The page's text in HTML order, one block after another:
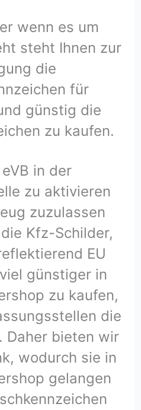
wenn es um
steht Ihnen zur
die
für
günstig die
zu kaufen.
in der
zu aktivieren
zuzulassen
Kfz-Schilder,
EU
günstiger in
zu kaufen,
die
Daher bieten wir
wodurch sie in
gelangen